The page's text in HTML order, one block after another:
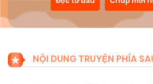
NỘI DUNG TRUYỆN PHÍA